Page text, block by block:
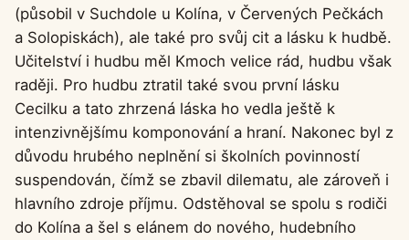
(působil v Suchdole u Kolína, v Červených Pečkách
a Solopiskách), ale také pro svůj cit a lásku k hudbě.
Učitelství i hudbu měl Kmoch velice rád, hudbu však
raději. Pro hudbu ztratil také svou první lásku
Cecilku a tato zhrzená láska ho vedla ještě k
intenzivnějšímu komponování a hraní. Nakonec byl z
důvodu hrubého neplnění si školních povinností
suspendován, čímž se zbavil dilematu, ale zároveň i
hlavního zdroje příjmu. Odstěhoval se spolu s rodiči
do Kolína a šel s elánem do nového, hudebního